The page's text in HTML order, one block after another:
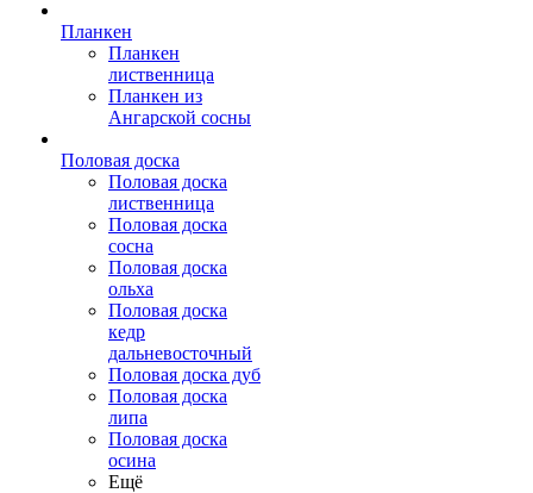
Планкен
Планкен
лиственница
Планкен из
Ангарской сосны
Половая доска
Половая доска
лиственница
Половая доска
сосна
Половая доска
ольха
Половая доска
кедр
дальневосточный
Половая доска дуб
Половая доска
липа
Половая доска
осина
Ещё